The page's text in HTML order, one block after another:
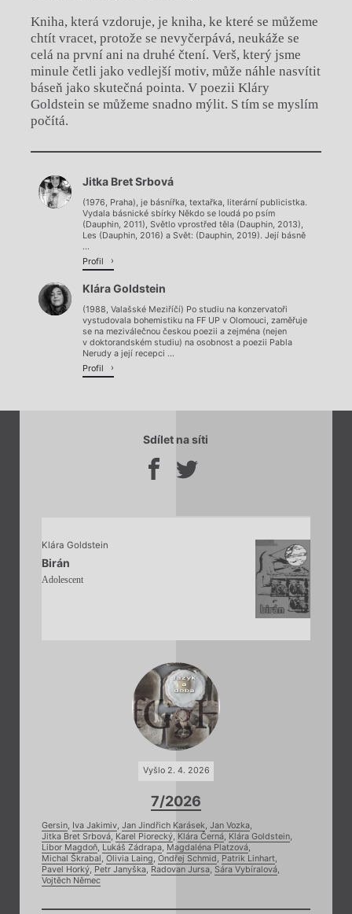
Kniha, která vzdoruje, je kniha, ke které se můžeme
chtít vracet, protože se nevyčerpává, neukáže se
celá na první ani na druhé čtení. Verš, který jsme
minule četli jako vedlejší motiv, může náhle nasvítit
báseň jako skutečná pointa. V poezii Kláry
Goldstein se můžeme snadno mýlit. S tím se myslím
počítá.
Chviličku.
Načítá se.
Jitka Bret Srbová
(1976, Praha), je básnířka, textařka, literární publicistka.
Vydala básnické sbírky Někdo se loudá po psím
(Dauphin, 2011), Světlo vprostřed těla (Dauphin, 2013),
Les (Dauphin, 2016) a Svět: (Dauphin, 2019). Její básně
...
Profil
Klára Goldstein
(1988, Valašské Meziříčí) Po studiu na konzervatoři
vystudovala bohemistiku na FF UP v Olomouci, zaměřuje
se na meziválečnou českou poezii a zejména (nejen
v doktorandském studiu) na osobnost a poezii Pabla
Nerudy a její recepci ...
Profil
Sdílet na síti
Klára Goldstein
Birán
Adolescent
Vyšlo 2. 4. 2026
7/2026
Gersin Iva Jakimiv Jan Jindřich Karásek Jan Vozka
Jitka Bret Srbová Karel Piorecký Klára Černá Klára Goldstein
Libor Magdoň Lukáš Zádrapa Magdaléna Platzová
Michal Škrabal Olivia Laing Ondřej Schmid Patrik Linhart
Pavel Horký Petr Janyška Radovan Jursa Sára Vybíralová
Vojtěch Němec